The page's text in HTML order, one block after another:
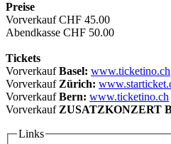
Preise
Vorverkauf CHF 45.00
Abendkasse CHF 50.00
Tickets
VorverkaufBasel: www.ticketino.ch
VorverkaufZürich:
VorverkaufBern: www.ticketino.ch
VorverkaufZUSATZKONZERT
Links